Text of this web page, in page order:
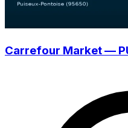
Carrefour Market —